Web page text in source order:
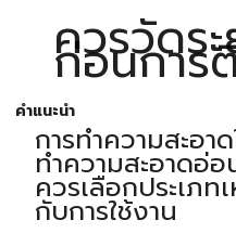
ควรวัดร
ก่อนการ
คำแนะนำ
การทำความสะอา
ทำความสะอาดอ่
ควรเลือกประเภท
กับการใช้งาน